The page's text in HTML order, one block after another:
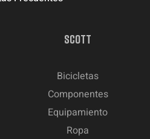
SCOTT
Bicicletas
Componentes
Equipamiento
Ropa